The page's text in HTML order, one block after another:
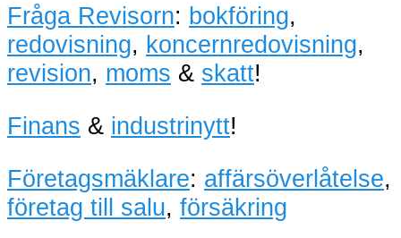
Fråga Revisorn: bokföring,
redovisning, koncernredovisning,
revision, moms & skatt!
Finans & industrinytt!
Företagsmäklare: affärsöverlåtelse,
företag till salu, försäkring